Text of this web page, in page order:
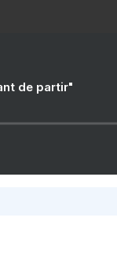
de partir"